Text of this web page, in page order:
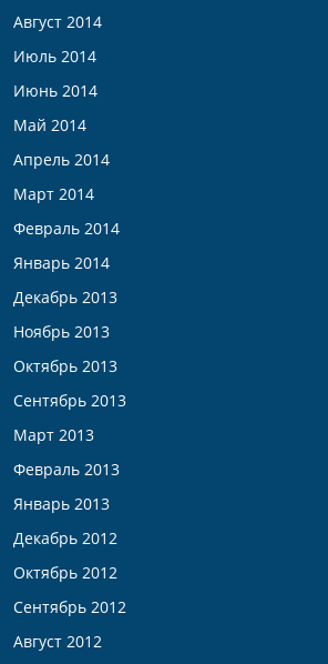
Август 2014
Июль 2014
Июнь 2014
Май 2014
Апрель 2014
Март 2014
Февраль 2014
Январь 2014
Декабрь 2013
Ноябрь 2013
Октябрь 2013
Сентябрь 2013
Март 2013
Февраль 2013
Январь 2013
Декабрь 2012
Октябрь 2012
Сентябрь 2012
Август 2012